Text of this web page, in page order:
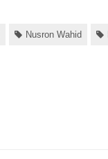
Nusron Wahid